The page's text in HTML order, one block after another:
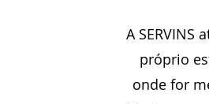
A SERVINS
próprio
onde for